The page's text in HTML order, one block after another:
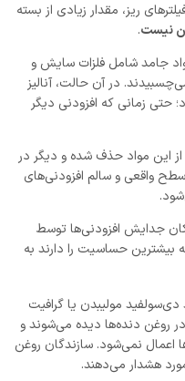
ریز، مقدار زیادی از بسته
نیست.
جامد شامل فلزات سایش و
در آن حالت، آنالیز
حتی زمانی که افزودنی دیگر
این مواد حذف شده و دیگر در
واقعی و سالم افزودنی‌های
جدایش افزودنی‌ها توسط
بیشترین حساسیت را دارند به
دی‌سولفید مولیبدن یا گرافیت
در روغن دنده‌ها دیده می‌شوند و
اعمال نمی‌شود. سازندگان روغن
هشدار می‌دهند.